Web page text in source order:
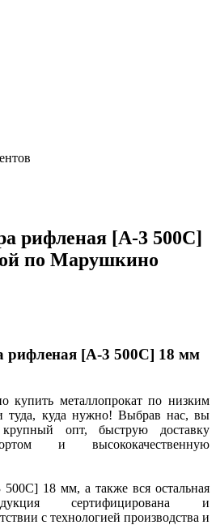
рифленая [А-3 500С]
по Марушкино
рифленая [А-3 500С] 18 мм
купить металлопрокат по низким
туда, куда нужно! Выбрав нас, вы
опт, быструю доставку
и высококачественную
18 мм, а также вся остальная
сертифицирована и
с технологией производства и